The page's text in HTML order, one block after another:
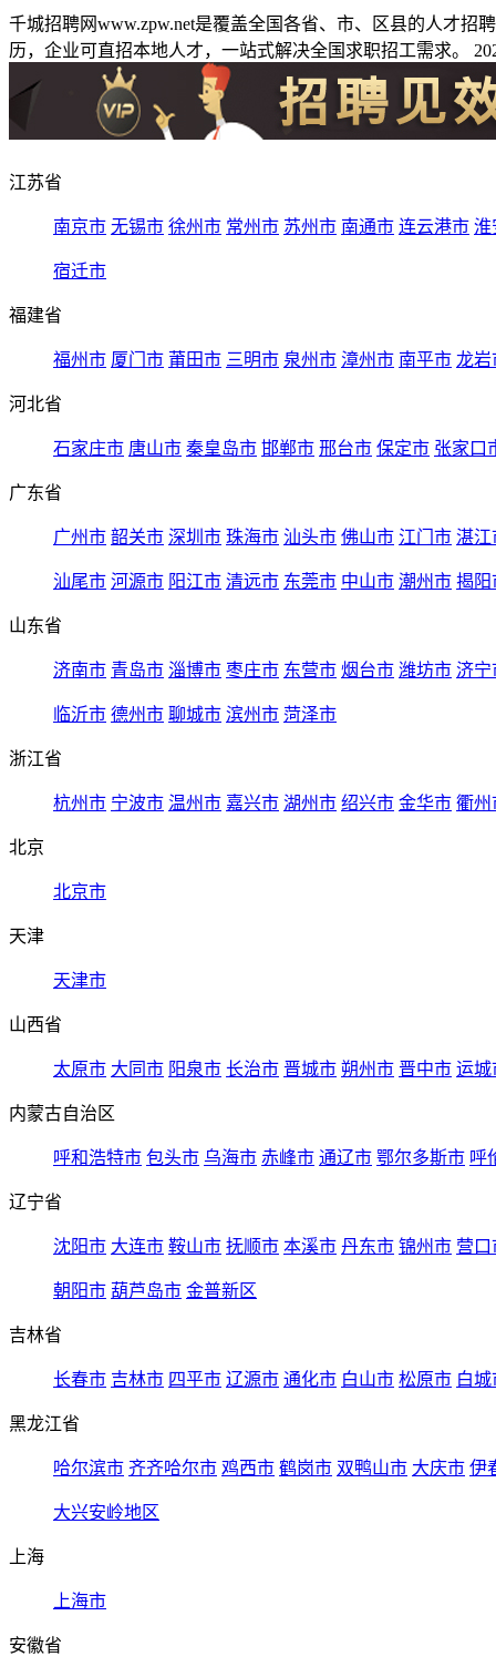
千城招聘网www.zpw.net是覆盖全国各省、市、区县的人才
历，企业可直招本地人才，一站式解决全国求职招工需求。
江苏省
南京市 无锡市 徐州市 常州市 苏州市 南通市 连云港市 淮
宿迁市
福建省
福州市 厦门市 莆田市 三明市 泉州市 漳州市 南平市 龙岩
河北省
石家庄市 唐山市 秦皇岛市 邯郸市 邢台市 保定市 张家口
广东省
广州市 韶关市 深圳市 珠海市 汕头市 佛山市 江门市 湛江
汕尾市 河源市 阳江市 清远市 东莞市 中山市 潮州市 揭阳
山东省
济南市 青岛市 淄博市 枣庄市 东营市 烟台市 潍坊市 济宁
临沂市 德州市 聊城市 滨州市 菏泽市
浙江省
杭州市 宁波市 温州市 嘉兴市 湖州市 绍兴市 金华市 衢州
北京
北京市
天津
天津市
山西省
太原市 大同市 阳泉市 长治市 晋城市 朔州市 晋中市 运城
内蒙古自治区
呼和浩特市 包头市 乌海市 赤峰市 通辽市 鄂尔多斯市 呼
辽宁省
沈阳市 大连市 鞍山市 抚顺市 本溪市 丹东市 锦州市 营口
朝阳市 葫芦岛市 金普新区
吉林省
长春市 吉林市 四平市 辽源市 通化市 白山市 松原市 白城
黑龙江省
哈尔滨市 齐齐哈尔市 鸡西市 鹤岗市 双鸭山市 大庆市 伊
大兴安岭地区
上海
上海市
安徽省